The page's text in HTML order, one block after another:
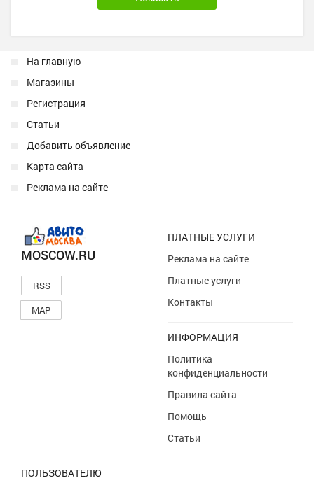
На главную
Магазины
Регистрация
Статьи
Добавить объявление
Карта сайта
Реклама на сайте
MOSCOW.RU
RSS
MAP
ПЛАТНЫЕ УСЛУГИ
Реклама на сайте
Платные услуги
Контакты
ИНФОРМАЦИЯ
Политика
конфиденциальности
Правила сайта
Помощь
Статьи
ПОЛЬЗОВАТЕЛЮ